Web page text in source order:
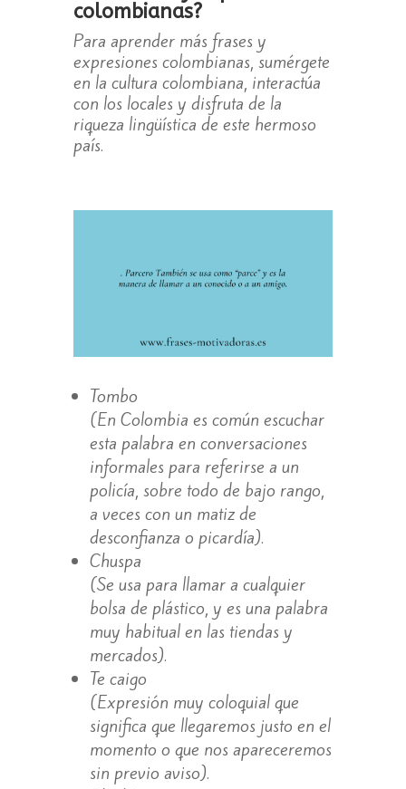
colombianas?
Para aprender más frases y
expresiones colombianas, sumérgete
en la cultura colombiana, interactúa
con los locales y disfruta de la
riqueza lingüística de este hermoso
país.
Tombo
(En Colombia es común escuchar
esta palabra en conversaciones
informales para referirse a un
policía, sobre todo de bajo rango,
a veces con un matiz de
desconfianza o picardía).
Chuspa
(Se usa para llamar a cualquier
bolsa de plástico, y es una palabra
muy habitual en las tiendas y
mercados).
Te caigo
(Expresión muy coloquial que
significa que llegaremos justo en el
momento o que nos apareceremos
sin previo aviso).